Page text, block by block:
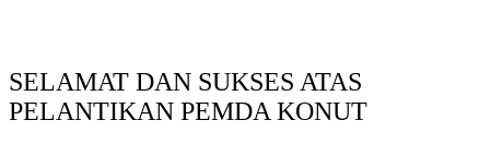
SELAMAT DAN SUKSES ATAS
PELANTIKAN PEMDA KONUT